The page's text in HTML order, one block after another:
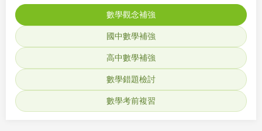
數學觀念補強
國中數學補強
高中數學補強
數學錯題檢討
數學考前複習